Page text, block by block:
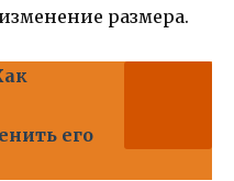
размера.
его